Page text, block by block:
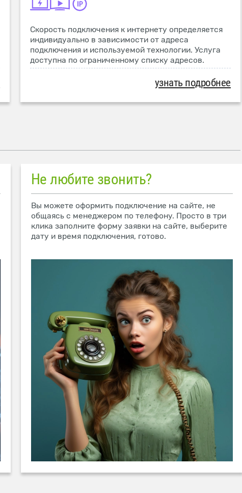
Скорость подключения к интернету определяется
индивидуально в зависимости от адреса
подключения и используемой технологии. Услуга
доступна по ограниченному списку адресов.
узнать подробнее
Не любите звонить?
Вы можете оформить подключение на сайте, не
общаясь с менеджером по телефону. Просто в три
клика заполните форму заявки на сайте, выберите
дату и время подключения, готово.